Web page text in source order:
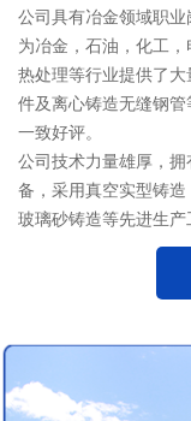
公司具有冶金领域职
为冶金，石油，化工
热处理等行业提供了
件及离心铸造无缝钢
一致好评。
公司技术力量雄厚，
备，采用真空实型铸
玻璃砂铸造等先进生产